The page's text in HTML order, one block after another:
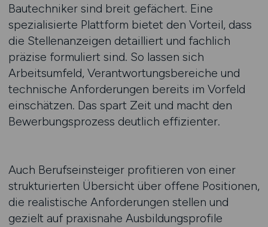
Bautechniker sind breit gefächert. Eine
spezialisierte Plattform bietet den Vorteil, dass
die Stellenanzeigen detailliert und fachlich
präzise formuliert sind. So lassen sich
Arbeitsumfeld, Verantwortungsbereiche und
technische Anforderungen bereits im Vorfeld
einschätzen. Das spart Zeit und macht den
Bewerbungsprozess deutlich effizienter.
Auch Berufseinsteiger profitieren von einer
strukturierten Übersicht über offene Positionen,
die realistische Anforderungen stellen und
gezielt auf praxisnahe Ausbildungsprofile